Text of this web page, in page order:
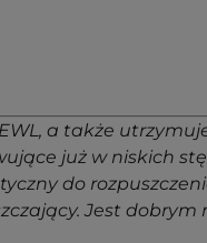
a także
już w niskich
do
Jest